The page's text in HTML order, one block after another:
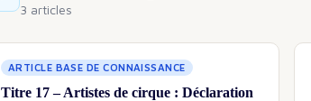
3 articles
ARTICLE BASE DE CONNAISSANCE
Titre 17 – Artistes de cirque : Déclaration